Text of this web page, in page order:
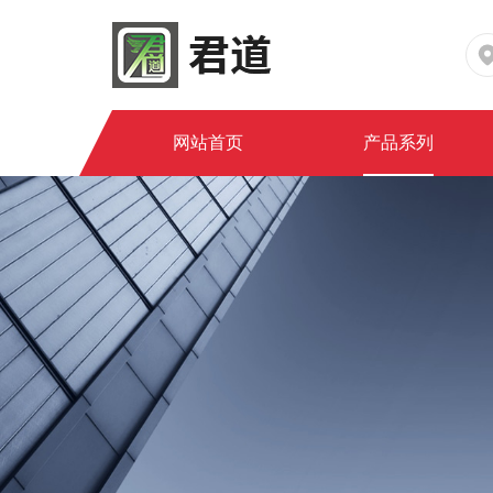
网站首页 产品系列